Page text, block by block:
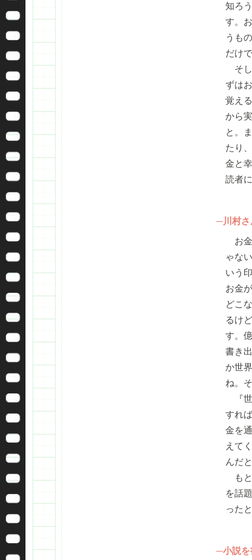
知ろ
す。
うも
だけ
そし
ずは
覚え
から
と。
たり
金と
読者
─川村さ
お金
ゃな
いう
お金
どこ
るけ
す。
書き
か世
ね。
『世
すれ
金を
えて
んだ
もと
を話
った
─小説を